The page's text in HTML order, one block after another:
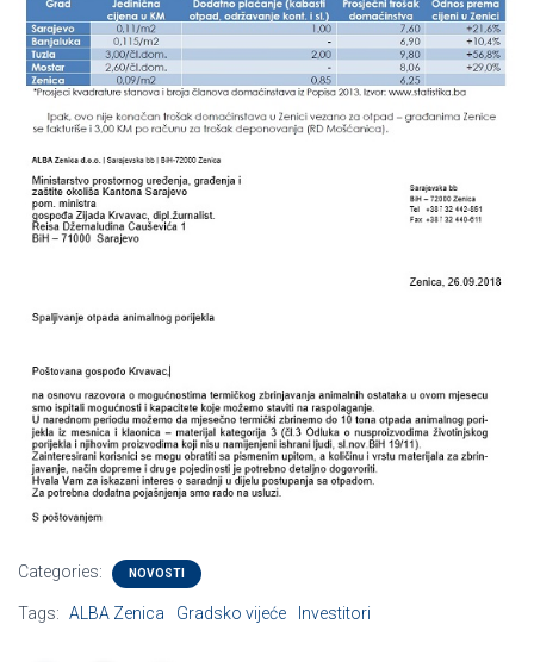
Categories: NOVOSTI
Tags: ALBA Zenica Gradsko vijeće Investitori